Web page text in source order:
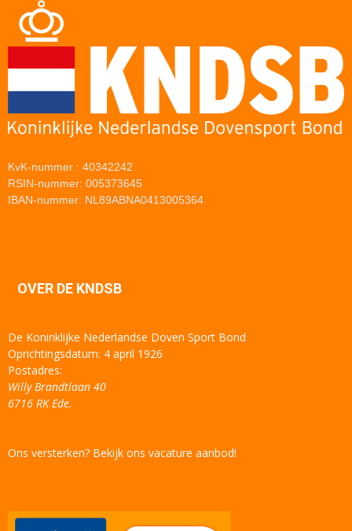
KvK-nummer : 40342242
RSIN-nummer: 005373645
IBAN-nummer: NL89ABNA0413005364
OVER DE KNDSB
De Koninklijke Nederlandse Doven Sport Bond
Oprichtingsdatum: 4 april 1926
Postadres:
Willy Brandtlaan 40
6716 RK Ede.
Ons versterken? Bekijk ons vacature aanbod!